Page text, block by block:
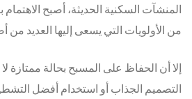
المنشآت السكنية الحديثة، أصبح الاهتمام
من الأولويات التي يسعى إليها العديد
إلا أن الحفاظ على المسبح بحالة ممتازة
التصميم الجذاب أو استخدام أفضل